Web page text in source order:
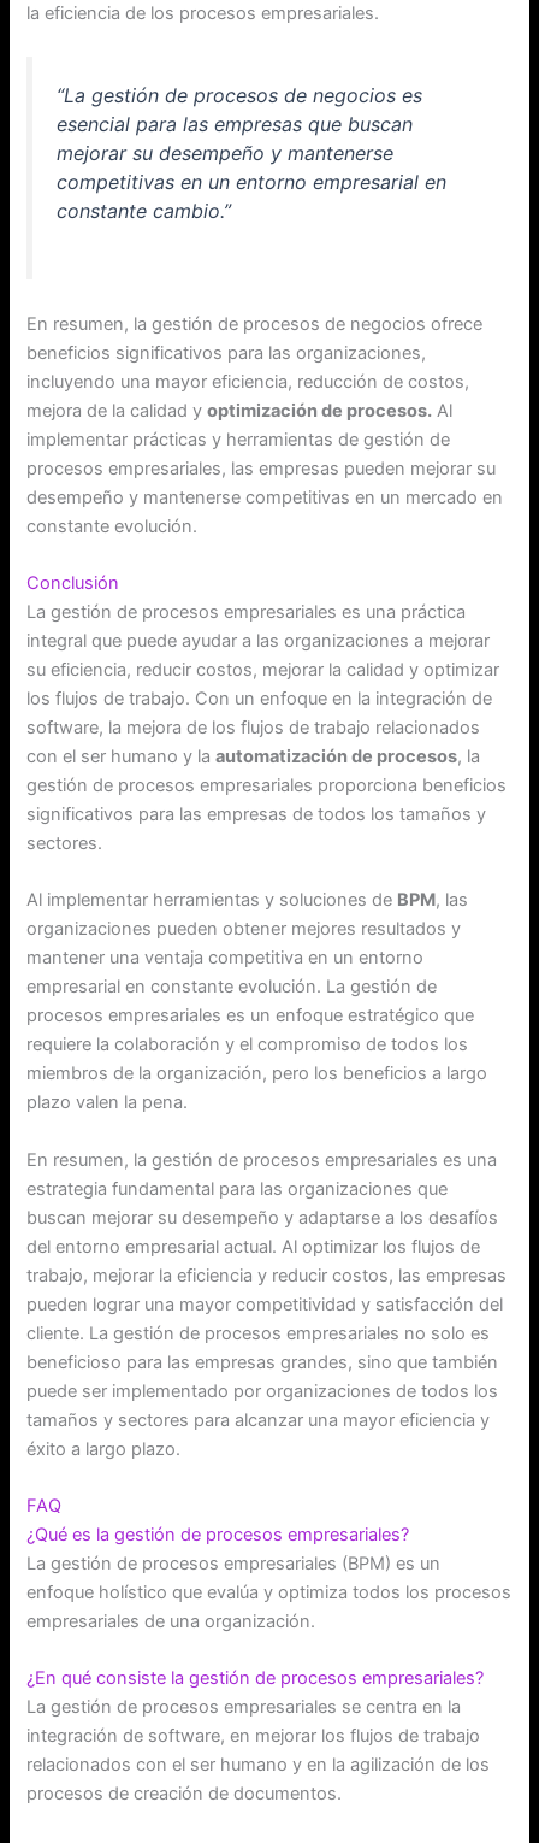
la eficiencia de los procesos empresariales.
“La gestión de procesos de negocios es
esencial para las empresas que buscan
mejorar su desempeño y mantenerse
competitivas en un entorno empresarial en
constante cambio.”
En resumen, la gestión de procesos de negocios ofrece
beneficios significativos para las organizaciones,
incluyendo una mayor eficiencia, reducción de costos,
mejora de la calidad yoptimización de procesos. Al
implementar prácticas y herramientas de gestión de
procesos empresariales, las empresas pueden mejorar su
desempeño y mantenerse competitivas en un mercado en
constante evolución.
Conclusión
La gestión de procesos empresariales es una práctica
integral que puede ayudar a las organizaciones a mejorar
su eficiencia, reducir costos, mejorar la calidad y optimizar
los flujos de trabajo. Con un enfoque en la integración de
software, la mejora de los flujos de trabajo relacionados
con el ser humano y laautomatización de procesos, la
gestión de procesos empresariales proporciona beneficios
significativos para las empresas de todos los tamaños y
sectores.
Al implementar herramientas y soluciones de BPM, las
organizaciones pueden obtener mejores resultados y
mantener una ventaja competitiva en un entorno
empresarial en constante evolución. La gestión de
procesos empresariales es un enfoque estratégico que
requiere la colaboración y el compromiso de todos los
miembros de la organización, pero los beneficios a largo
plazo valen la pena.
En resumen, la gestión de procesos empresariales es una
estrategia fundamental para las organizaciones que
buscan mejorar su desempeño y adaptarse a los desafíos
del entorno empresarial actual. Al optimizar los flujos de
trabajo, mejorar la eficiencia y reducir costos, las empresas
pueden lograr una mayor competitividad y satisfacción del
cliente. La gestión de procesos empresariales no solo es
beneficioso para las empresas grandes, sino que también
puede ser implementado por organizaciones de todos los
tamaños y sectores para alcanzar una mayor eficiencia y
éxito a largo plazo.
FAQ
¿Qué es la gestión de procesos empresariales?
La gestión de procesos empresariales (BPM) es un
enfoque holístico que evalúa y optimiza todos los procesos
empresariales de una organización.
¿En qué consiste la gestión de procesos empresariales?
La gestión de procesos empresariales se centra en la
integración de software, en mejorar los flujos de trabajo
relacionados con el ser humano y en la agilización de los
procesos de creación de documentos.